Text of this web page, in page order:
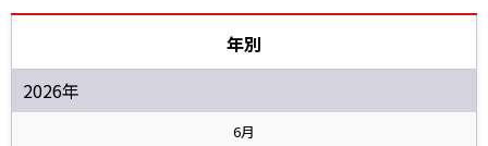
年別
2026年
6月